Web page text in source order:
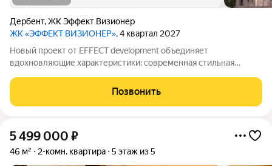
Дербент,ЖК Эффект Визионер
ЖК «ЭФФЕКТ ВИЗИОНЕР», 4 квартал 2027
Новый проект от EFFECT development объединяет
вдохновляющие характеристики: современная стильная
уникальное расположение в современном центре Дербента
между пейзажными горами и бескрайнем
Позвонить
5 499 000 ₽
46 м² 2-комн. квартира 5 этаж из 5